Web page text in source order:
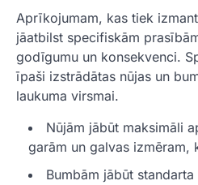
Aprīkojumam, kas tiek
jāatbilst specifiskām
godīgumu un konsekvenci.
īpaši izstrādātas nūjas un
laukuma virsmai.
Nūjām jābūt maksimāli
garām un galvas izmēram,
Bumbām jābūt